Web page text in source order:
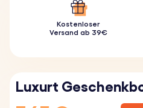
Kostenloser
Versand ab 39€
Luxurt